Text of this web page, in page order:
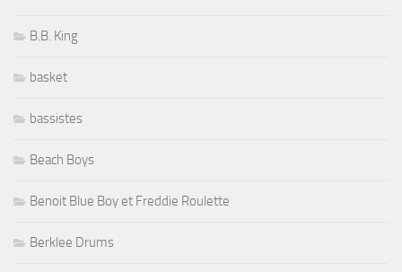
B.B. King
basket
bassistes
Beach Boys
Benoit Blue Boy et Freddie Roulette
Berklee Drums